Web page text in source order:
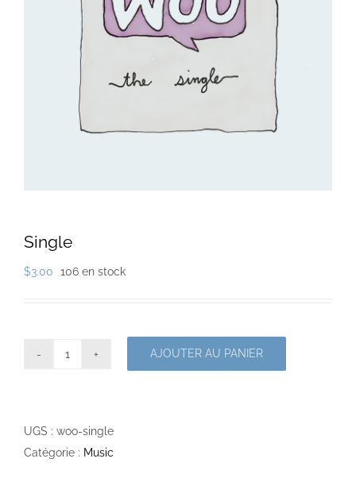
Single
$3.00 106 en stock
AJOUTER AU PANIER
UGS : woo-single
Catégorie : Music